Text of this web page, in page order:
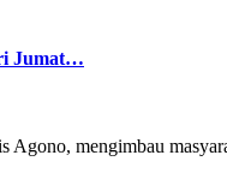
Jumat…
mengimbau